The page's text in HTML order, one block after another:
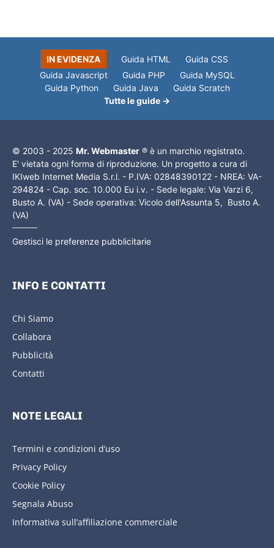
IN EVIDENZA Guida HTML
Guida CSS
Guida Javascript
Guida PHP
Guida MySQL
Guida Python
Guida Java
Guida Scratch
Tutte le guide →
© 2003 - 2025 Mr. Webmaster ® è un marchio registrato.
E' vietata ogni forma di riproduzione. Un progetto a cura di
IKIweb Internet Media S.r.l. - P.IVA: 02848390122 - NREA: VA-
294824 - Cap. soc. 10.000 Eu i.v. - Sede legale: Via Varzi 6,
Busto A. (VA) - Sede operativa: Vicolo dell'Assunta 5, Busto A.
(VA)
Gestisci le preferenze pubblicitarie
INFO E CONTATTI
Chi Siamo
Collabora
Pubblicità
Contatti
NOTE LEGALI
Termini e condizioni d’uso
Privacy Policy
Cookie Policy
Segnala Abuso
Informativa sull’affiliazione commerciale